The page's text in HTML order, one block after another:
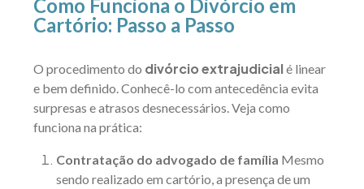
Como Funciona o Divórcio em
Cartório: Passo a Passo
O procedimento do divórcio extrajudicialé linear
e bem definido. Conhecê-lo com antecedência evita
surpresas e atrasos desnecessários. Veja como
funciona na prática:
Contratação do advogado de família Mesmo
sendo realizado em cartório, a presença de um